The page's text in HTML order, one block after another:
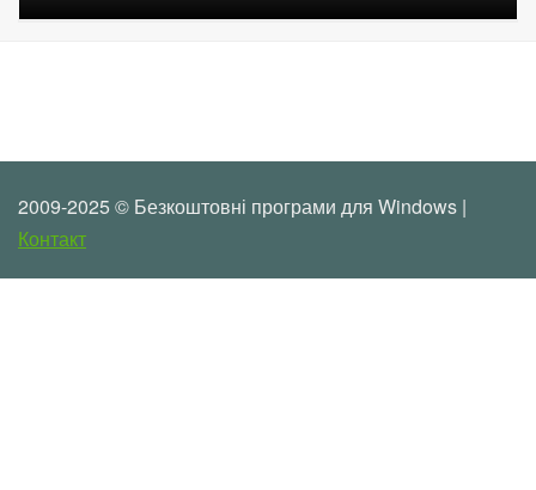
2009-2025 © Безкоштовні програми для Windows |
Контакт